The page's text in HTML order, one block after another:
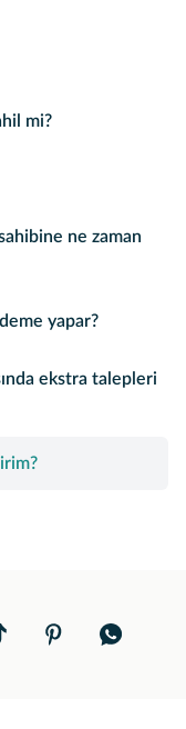
mi?
ne zaman
yapar?
ekstra talepleri